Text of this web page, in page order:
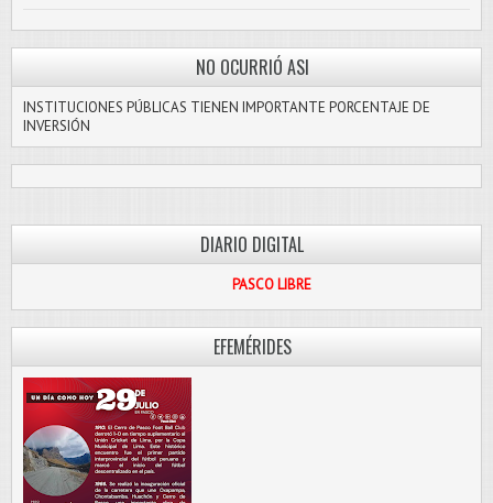
NO OCURRIÓ ASI
INSTITUCIONES PÚBLICAS TIENEN IMPORTANTE PORCENTAJE DE
INVERSIÓN
DIARIO DIGITAL
EFEMÉRIDES